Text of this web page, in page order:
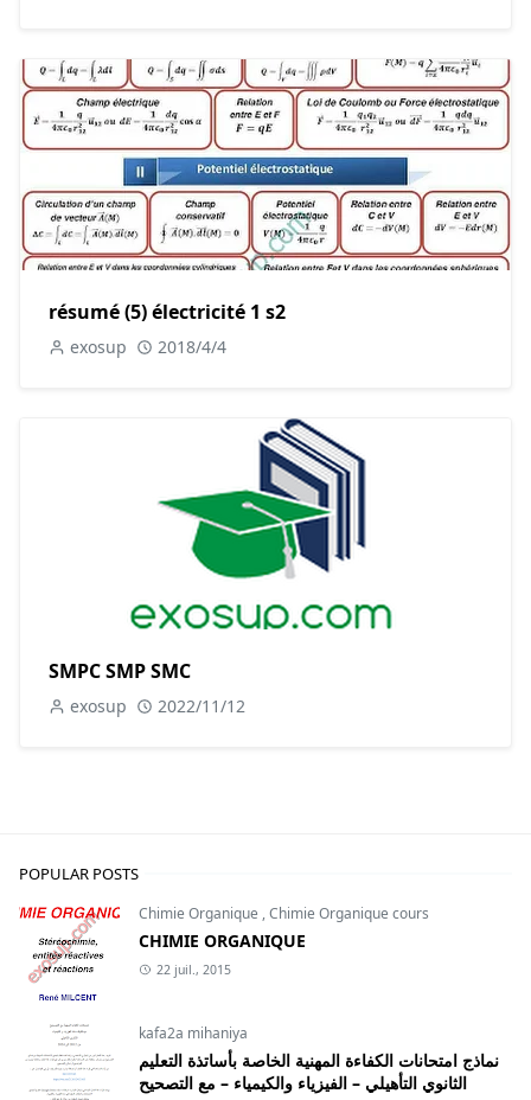
résumé (5) électricité 1 s2
exosup 2018/4/4
SMPC SMP SMC
exosup 2022/11/12
POPULAR POSTS
Chimie Organique ,Chimie Organique cours
CHIMIE ORGANIQUE
22 juil., 2015
kafa2a mihaniya
نماذج امتحانات الكفاءة المهنية الخاصة بأساتذة التعليم
الثانوي التأهيلي – الفيزياء والكيمياء – مع التصحيح